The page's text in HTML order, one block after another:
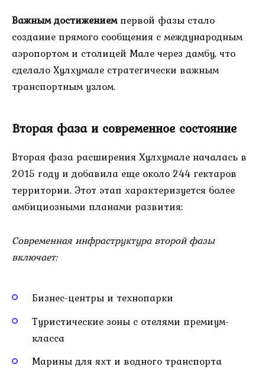
Важным достижениемпервой фазы стало
создание прямого сообщения с международным
аэропортом и столицей Мале через дамбу, что
сделало Хулхумале стратегически важным
транспортным узлом.
Вторая фаза и современное состояние
Вторая фаза расширения Хулхумале началась в
2015 году и добавила еще около 244 гектаров
территории. Этот этап характеризуется более
амбициозными планами развития:
Современная инфраструктура второй фазы
включает:
Бизнес-центры и технопарки
Туристические зоны с отелями премиум-
класса
Марины для яхт и водного транспорта